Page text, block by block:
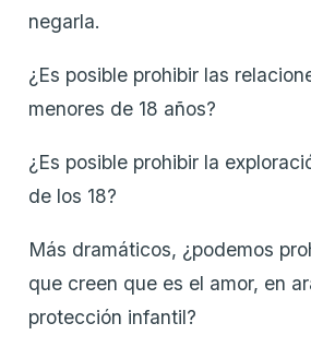
negarla.
¿Es posible prohibir las
menores de 18 años?
¿Es posible prohibir la
de los 18?
Más dramáticos, ¿podemos
que creen que es el amor, en
protección infantil?